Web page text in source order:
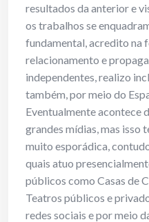
resultados da anterior e
os trabalhos se
fundamental, acredito na
relacionamento e
independentes, realizo
também, por meio do
Eventualmente acontece
grandes mídias, mas isso
muito esporádica,
quais atuo
públicos como Casas de
Teatros públicos e
redes sociais e por meio